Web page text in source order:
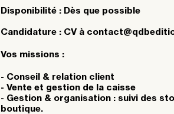
Disponibilité : Dès que possible
Candidature : CV à
Vos missions :
- Conseil & relation client
- Vente et gestion de la caisse
- Gestion & organisation : suivi des
boutique.